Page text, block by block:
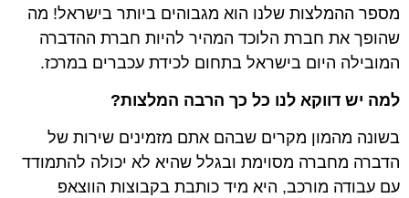
מספר ההמלצות שלנו הוא מגבוהים ביותר בישראל! מה
שהופך את חברת הלוכד המהיר להיות חברת ההדברה
המובילה היום בישראל בתחום לכידת עכברים במרכז.
למה יש דווקא לנו כל כך הרבה המלצות?
בשונה מהמון מקרים שבהם אתם מזמינים שירות של
הדברה מחברה מסוימת ובגלל שהיא לא יכולה להתמודד
עם עבודה מורכב, היא מיד כותבת בקבוצות הווצאפ